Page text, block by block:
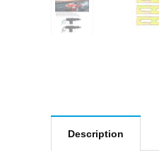
Description